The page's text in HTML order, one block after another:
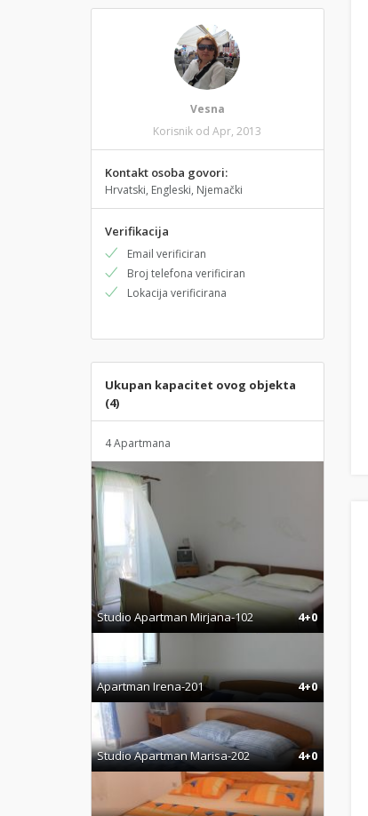
Vesna
Korisnik od Apr, 2013
Kontakt osoba govori:
Hrvatski, Engleski, Njemački
Verifikacija
Email verificiran
Broj telefona verificiran
Lokacija verificirana
Ukupan kapacitet ovog objekta
(4)
4 Apartmana
Studio Apartman Mirjana-102 4+0
Apartman Irena-201 4+0
Studio Apartman Marisa-202 4+0